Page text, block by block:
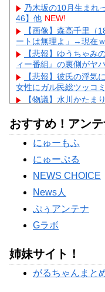
乃木坂の10月生まれ
46】他 NEW!
【画像】森高千里（
ートは無理よ」→現在
【悲報】ゆうちゃみ
ィー番組』の裏側がヤ
【悲報】彼氏の浮
女性にガル民総ツッコ
【物議】水川かたま
【物議】小原ブラス
ラフォー本音噴出ｗｗｗ
【物議】長瀬智也の“
→まさかのオチにｗｗｗ
Powered by livedoor
おすすめ！アン
にゅーもふ
にゅーぷる
NEWS CHOICE
News人
ぷぅアンテナ
Gラボ
姉妹サイト！
がるちゃんまと